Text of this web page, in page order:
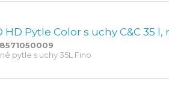
HD Pytle Color s uchy C&C 35 l,
8571050009
pytle s uchy 35L Fino